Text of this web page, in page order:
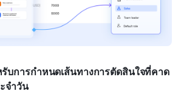
บการกำหนดเส้นทางการตัดสินใจที่คาด
จำวัน